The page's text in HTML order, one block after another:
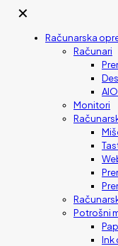
✕
Računarska
Računari
Monitori
Potrošni
Ink